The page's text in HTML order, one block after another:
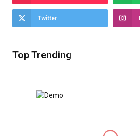
Twitter
Top Trending